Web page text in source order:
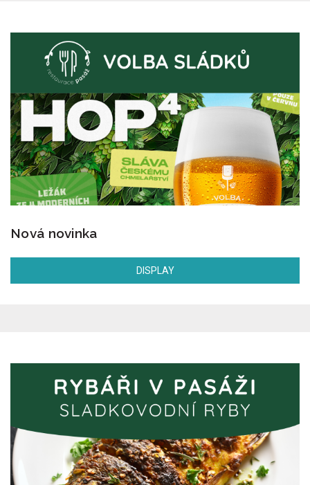
Nová novinka
DISPLAY